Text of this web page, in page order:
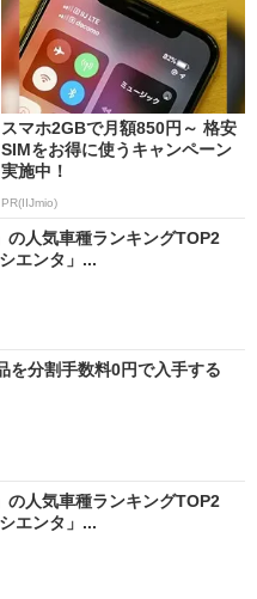
スマホ2GBで月額850円～ 格安
SIMをお得に使うキャンペーン
実施中！
PR(IIJmio)
の人気車種ランキングTOP2
エンタ」...
を分割手数料0円で入手する
の人気車種ランキングTOP2
エンタ」...